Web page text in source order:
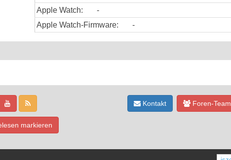
Apple Watch:
-
Apple Watch-Firmware:
-
markieren
Kontakt Foren-Team